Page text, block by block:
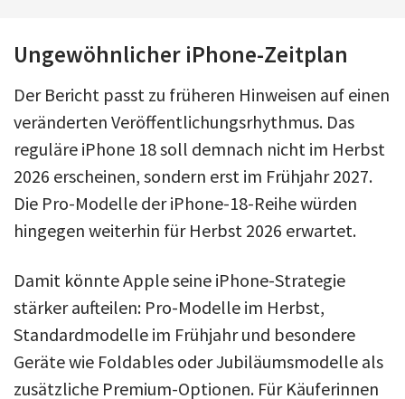
Ungewöhnlicher iPhone-Zeitplan
Der Bericht passt zu früheren Hinweisen auf einen
veränderten Veröffentlichungsrhythmus. Das
reguläre iPhone 18 soll demnach nicht im Herbst
2026 erscheinen, sondern erst im Frühjahr 2027.
Die Pro-Modelle der iPhone-18-Reihe würden
hingegen weiterhin für Herbst 2026 erwartet.
Damit könnte Apple seine iPhone-Strategie
stärker aufteilen: Pro-Modelle im Herbst,
Standardmodelle im Frühjahr und besondere
Geräte wie Foldables oder Jubiläumsmodelle als
zusätzliche Premium-Optionen. Für Käuferinnen